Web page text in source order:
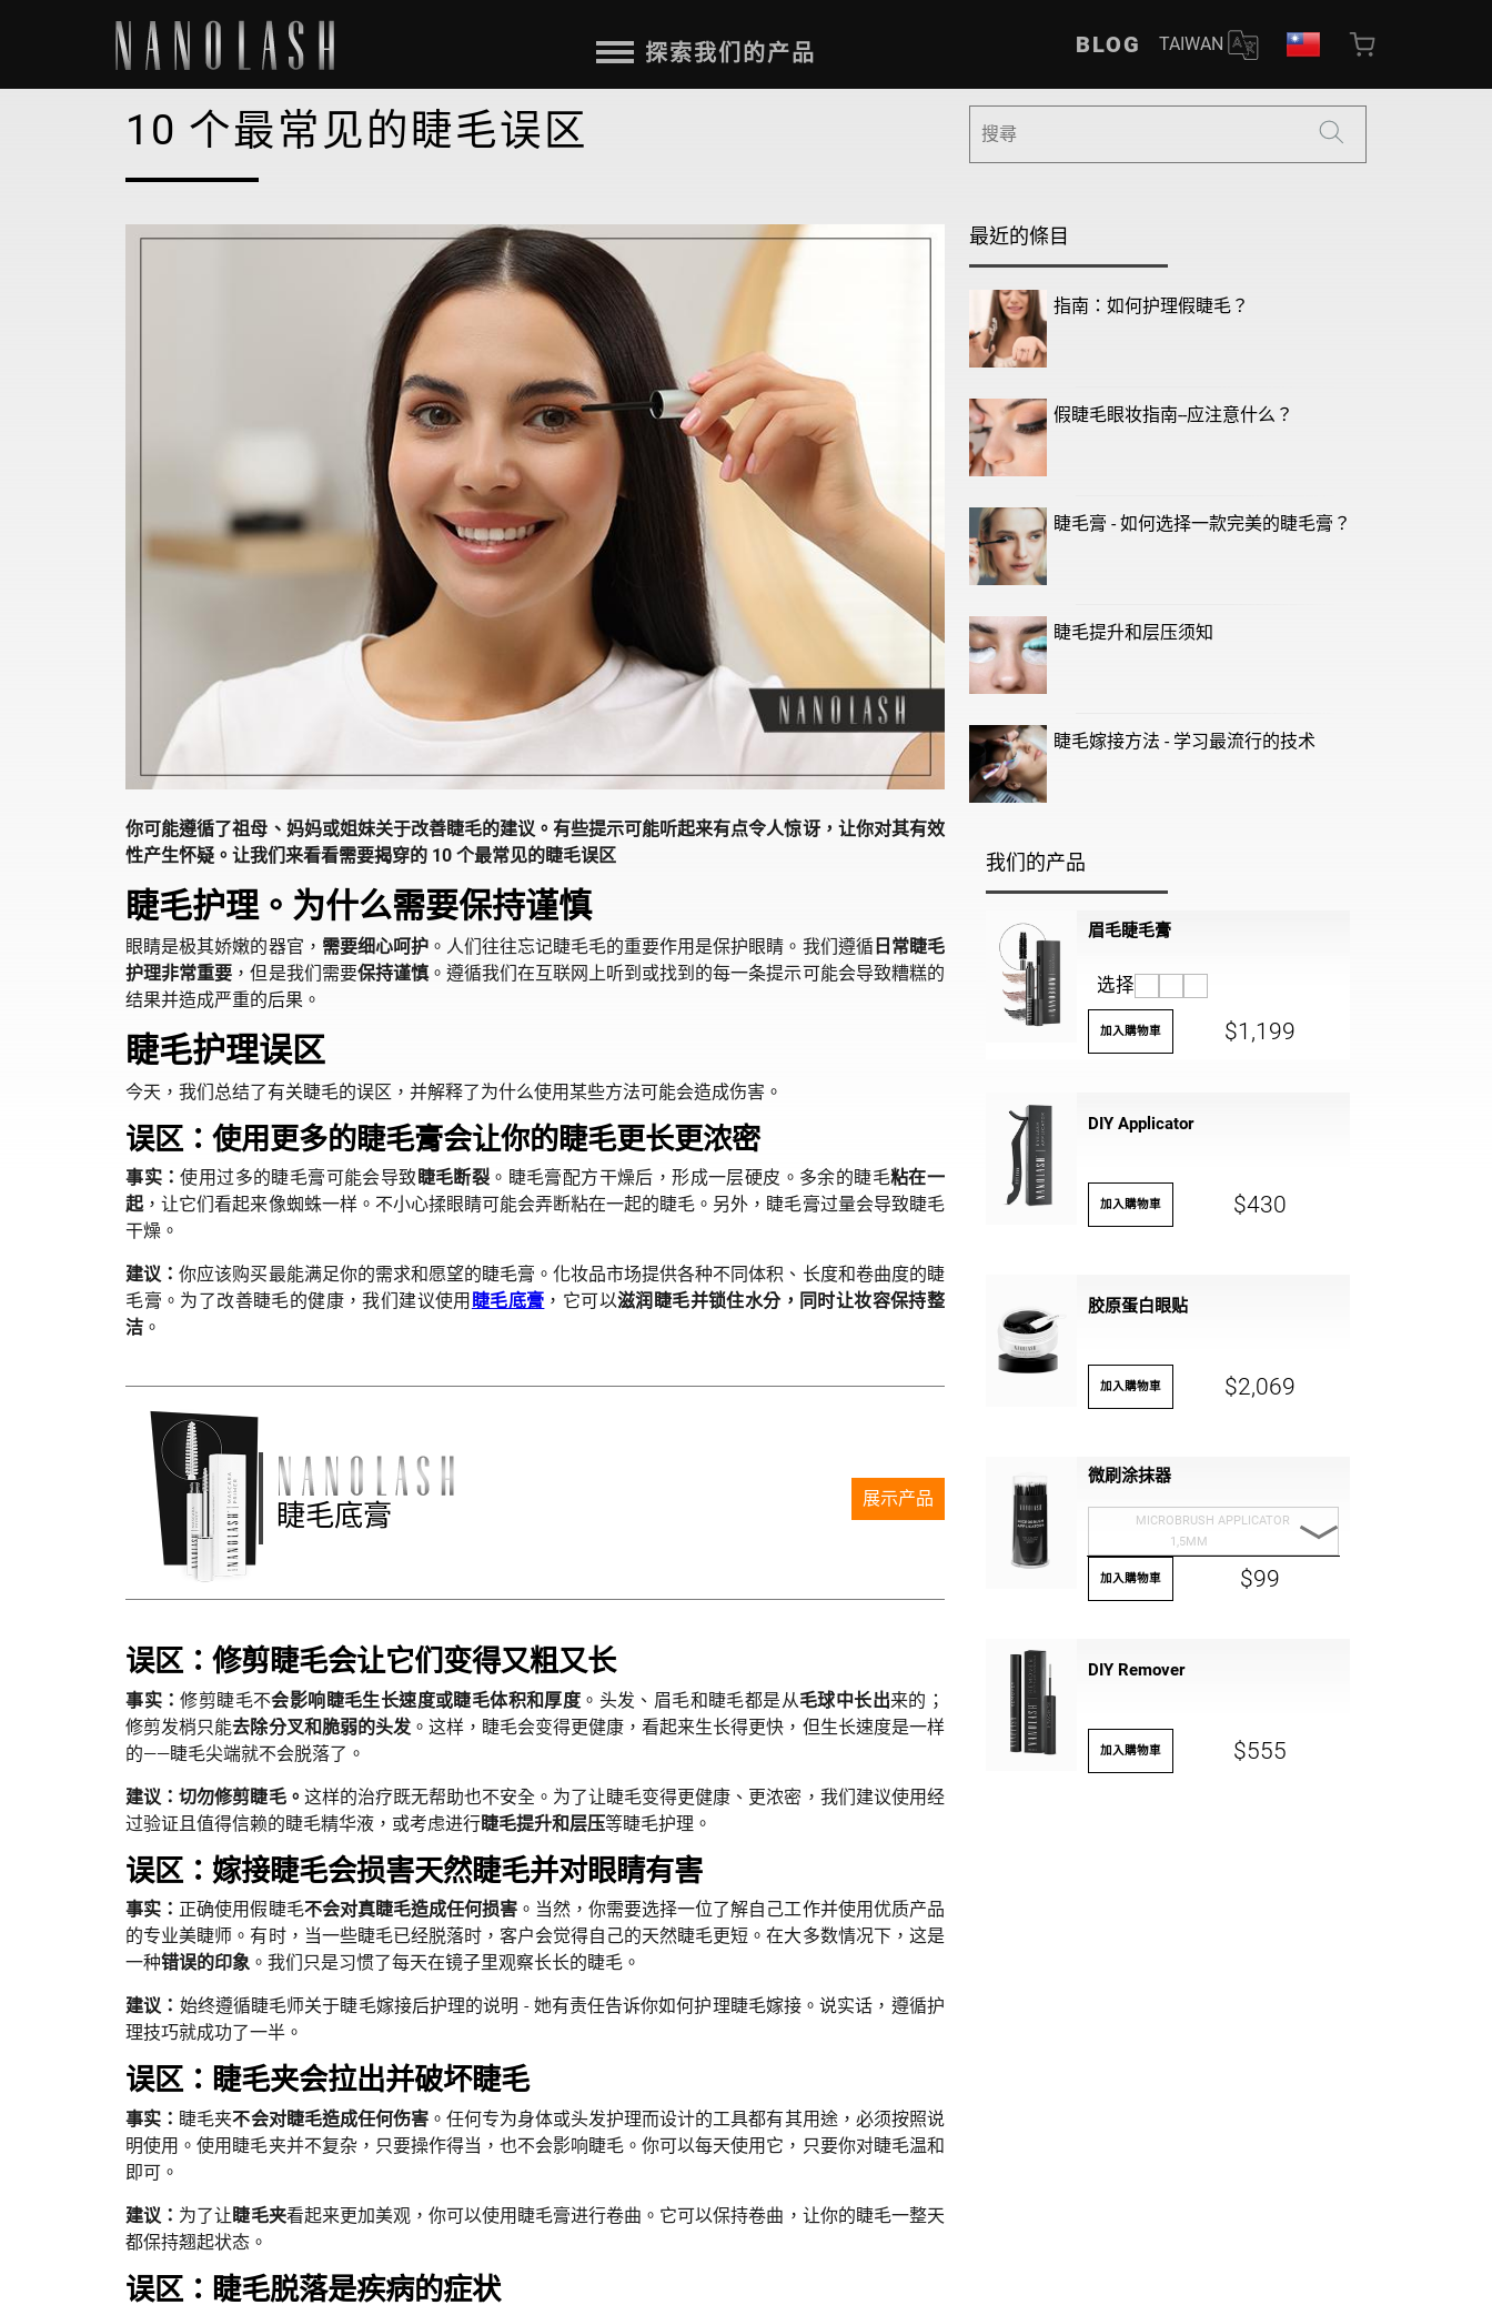
探索我们的产品 BLOG TAIWAN
10 个最常见的睫毛误区
你可能遵循了祖母、妈妈或姐妹关于改善睫毛的建议。有些提示可能听起来有点令人惊讶，让你对其有效
性产生怀疑。让我们来看看需要揭穿的 10 个最常见的睫毛误区
睫毛护理。为什么需要保持谨慎
眼睛是极其娇嫩的器官， 需要细心呵护。人们往往忘记睫毛毛的重要作用是保护眼睛。我们遵循日常睫毛
护理非常重要 ，但是我们需要保持谨慎。遵循我们在互联网上听到或找到的每一条提示可能会导致糟糕的
结果并造成严重的后果。
睫毛护理误区
今天，我们总结了有关睫毛的误区，并解释了为什么使用某些方法可能会造成伤害。
误区：使用更多的睫毛膏会让你的睫毛更长更浓密
事实：使用过多的睫毛膏可能会导致 睫毛断裂 。睫毛膏配方干燥后，形成一层硬皮。多余的睫毛粘在一
起，让它们看起来像蜘蛛一样。不小心揉眼睛可能会弄断粘在一起的睫毛。另外，睫毛膏过量会导致睫毛
干燥。
建议：你应该购买最能满足你的需求和愿望的睫毛膏。化妆品市场提供各种不同体积、长度和卷曲度的睫
毛膏。为了改善睫毛的健康，我们建议使用 睫毛底膏 ，它可以滋润睫毛并锁住水分，同时让妆容保持整
洁 。
睫毛底膏
展示产品
误区：修剪睫毛会让它们变得又粗又长
事实：修剪睫毛不会影响睫毛生长速度或睫毛体积和厚度 。头发、眉毛和睫毛都是从毛球中长出来的；
修剪发梢只能去除分叉和脆弱的头发。这样，睫毛会变得更健康，看起来生长得更快，但生长速度是一样
的——睫毛尖端就不会脱落了。
建议：切勿修剪睫毛。 这样的治疗既无帮助也不安全。为了让睫毛变得更健康、更浓密，我们建议使用经
过验证且值得信赖的睫毛精华液，或考虑进行睫毛提升和层压等睫毛护理。
误区：嫁接睫毛会损害天然睫毛并对眼睛有害
事实： 正确使用假睫毛不会对真睫毛造成任何损害 。当然，你需要选择一位了解自己工作并使用优质产品
的专业美睫师。有时，当一些睫毛已经脱落时，客户会觉得自己的天然睫毛更短。在大多数情况下，这是
一种错误的印象 。我们只是习惯了每天在镜子里观察长长的睫毛。
建议： 始终遵循睫毛师关于睫毛嫁接后护理的说明 - 她有责任告诉你如何护理睫毛嫁接。说实话，遵循护
理技巧就成功了一半。
误区：睫毛夹会拉出并破坏睫毛
事实： 睫毛夹不会对睫毛造成任何伤害。任何专为身体或头发护理而设计的工具都有其用途，必须按照说
明使用。使用睫毛夹并不复杂，只要操作得当，也不会影响睫毛。你可以每天使用它，只要你对睫毛温和
即可。
建议： 为了让 睫毛夹看起来更加美观，你可以使用睫毛膏进行卷曲。它可以保持卷曲，让你的睫毛一整天
都保持翘起状态。
误区：睫毛脱落是疾病的症状
最近的條目
指南：如何护理假睫毛？
假睫毛眼妆指南--应注意什么？
睫毛膏 - 如何选择一款完美的睫毛膏？
睫毛提升和层压须知
睫毛嫁接方法 - 学习最流行的技术
我们的产品
眉毛睫毛膏
选择
加入購物車 $1,199
DIY Applicator
加入購物車 $430
胶原蛋白眼贴
加入購物車 $2,069
微刷涂抹器
加入購物車
MICROBRUSH APPLICATOR
1,5MM
MICROBRUSH
APPLICATOR 1,5MM
APPLICATOR 2 MM
MICROBRUSH
APLLICATOR 2,5MM
$99
DIY Remover
加入購物車 $555